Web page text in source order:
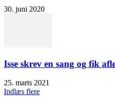
30. juni 2020
Isse skrev en sang og fik
25. marts 2021
Indlæs flere